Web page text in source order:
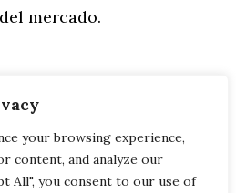
your browsing experience,
content, and analyze our
All", you consent to our use of
del mercado.
1200 : ¡el más grande!
RSV Mille (año de